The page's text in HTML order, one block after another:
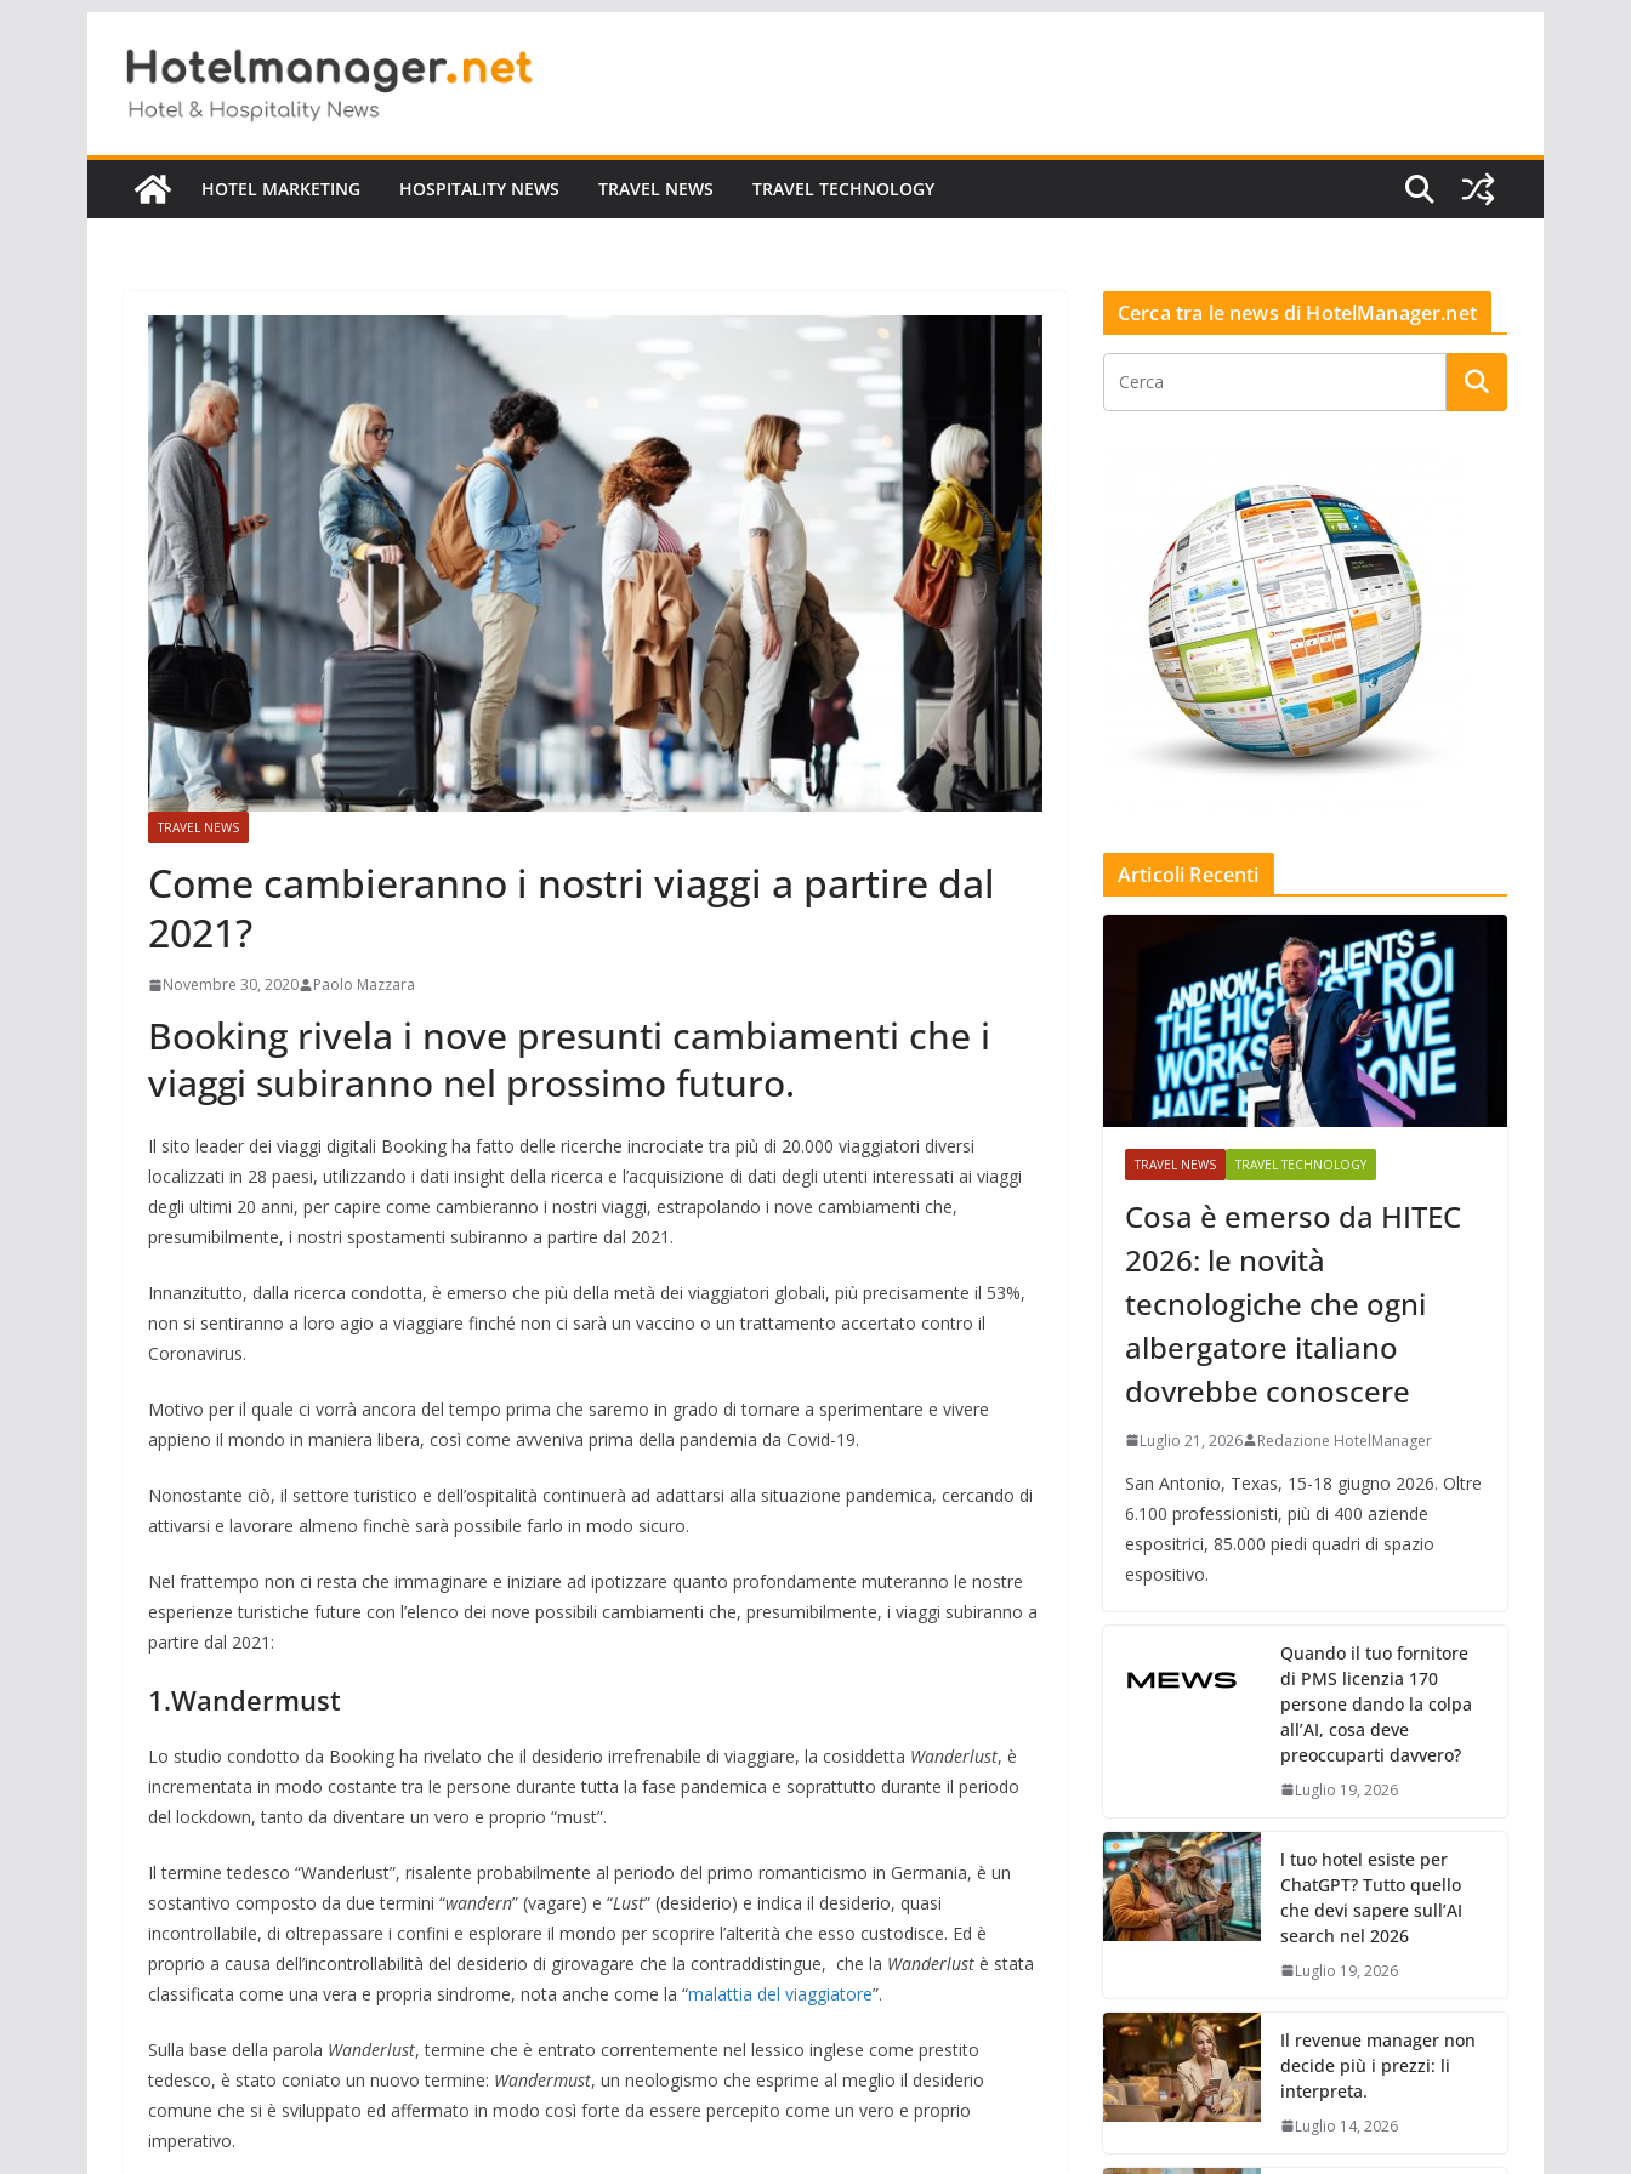
contenuto
HOTEL MARKETING HOSPITALITY NEWS TRAVEL NEWS TRAVEL TECHNOLOGY
TRAVEL NEWS
Come cambieranno i nostri viaggi a partire dal
2021?
Novembre 30, 2020 Paolo Mazzara
Booking rivela i nove presunti cambiamenti che i
viaggi subiranno nel prossimo futuro.
Il sito leader dei viaggi digitali Booking ha fatto delle ricerche incrociate tra più di 20.000 viaggiatori diversi
localizzati in 28 paesi, utilizzando i dati insight della ricerca e l’acquisizione di dati degli utenti interessati ai viaggi
degli ultimi 20 anni, per capire come cambieranno i nostri viaggi, estrapolando i nove cambiamenti che,
presumibilmente, i nostri spostamenti subiranno a partire dal 2021.
Innanzitutto, dalla ricerca condotta, è emerso che più della metà dei viaggiatori globali, più precisamente il 53%,
non si sentiranno a loro agio a viaggiare finché non ci sarà un vaccino o un trattamento accertato contro il
Coronavirus.
Motivo per il quale ci vorrà ancora del tempo prima che saremo in grado di tornare a sperimentare e vivere
appieno il mondo in maniera libera, così come avveniva prima della pandemia da Covid-19.
Nonostante ciò, il settore turistico e dell’ospitalità continuerà ad adattarsi alla situazione pandemica, cercando di
attivarsi e lavorare almeno finchè sarà possibile farlo in modo sicuro.
Nel frattempo non ci resta che immaginare e iniziare ad ipotizzare quanto profondamente muteranno le nostre
esperienze turistiche future con l’elenco dei nove possibili cambiamenti che, presumibilmente, i viaggi subiranno a
partire dal 2021:
1.Wandermust
Lo studio condotto da Booking ha rivelato che il desiderio irrefrenabile di viaggiare, la cosiddetta Wanderlust, è
incrementata in modo costante tra le persone durante tutta la fase pandemica e soprattutto durante il periodo
del lockdown, tanto da diventare un vero e proprio “must”.
Il termine tedesco “Wanderlust”, risalente probabilmente al periodo del primo romanticismo in Germania, è un
sostantivo composto da due termini “wandern” (vagare) e “Lust” (desiderio) e indica il desiderio, quasi
incontrollabile, di oltrepassare i confini e esplorare il mondo per scoprire l’alterità che esso custodisce. Ed è
proprio a causa dell’incontrollabilità del desiderio di girovagare che la contraddistingue, che la Wanderlust è stata
classificata come una vera e propria sindrome, nota anche come la “malattia del viaggiatore”.
Sulla base della parola Wanderlust, termine che è entrato correntemente nel lessico inglese come prestito
tedesco, è stato coniato un nuovo termine: Wandermust, un neologismo che esprime al meglio il desiderio
comune che si è sviluppato ed affermato in modo così forte da essere percepito come un vero e proprio
imperativo.
Cerca tra le news di HotelManager.net
Articoli Recenti
TRAVEL NEWS TRAVEL TECHNOLOGY
Cosa è emerso da HITEC
2026: le novità
tecnologiche che ogni
albergatore italiano
dovrebbe conoscere
Luglio 21, 2026 Redazione HotelManager
San Antonio, Texas, 15-18 giugno 2026. Oltre
6.100 professionisti, più di 400 aziende
espositrici, 85.000 piedi quadri di spazio
espositivo.
Quando il tuo fornitore
di PMS licenzia 170
persone dando la colpa
all’AI, cosa deve
preoccuparti davvero?
Luglio 19, 2026
l tuo hotel esiste per
ChatGPT? Tutto quello
che devi sapere sull’AI
search nel 2026
Luglio 19, 2026
Il revenue manager non
decide più i prezzi: li
interpreta.
Luglio 14, 2026